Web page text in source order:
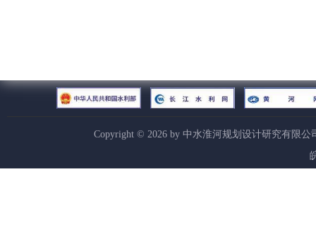
Copyright © 2026by 中水淮河规划设计研究有限公